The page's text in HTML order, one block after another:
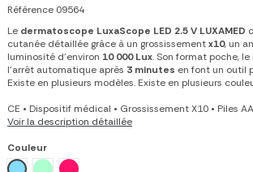
Référence 09564
Le dermatoscope LuxaScope LED 2.5 V LUXAMED
cutanée détaillée grâce à un grossissementx10, un
luminosité d'environ 10 000 Lux. Son format poche,
l'arrêt automatique après 3 minutes en font un outil
Existe en plusieurs modèles. Existe en plusieurs
CE • Dispositif médical • Grossissement X10 • Piles
Voir la description détaillée
Couleur
Bleu GlaceVert JadeMagenta